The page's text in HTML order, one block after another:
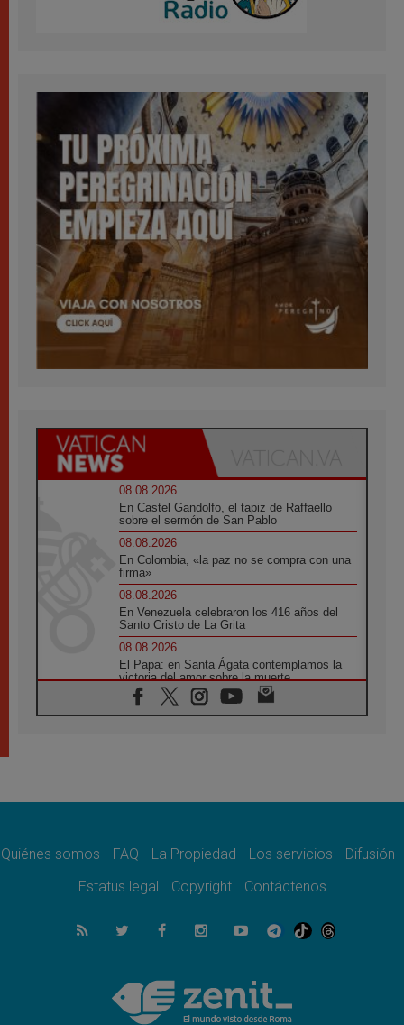
08.08.2026
En Castel Gandolfo, el tapiz de Raffaello
sobre el sermón de San Pablo
08.08.2026
En Colombia, «la paz no se compra con una
firma»
08.08.2026
En Venezuela celebraron los 416 años del
Santo Cristo de La Grita
08.08.2026
El Papa: en Santa Ágata contemplamos la
victoria del amor sobre la muerte
08.08.2026
León XIV visitará el Santuario de la Madre
07.08.2026
07.08.2026
el compromiso del cristiano"
La matanza de niños en Gaza no cesa: 300
muertos en 300 días
Tagle: La guerra desfigura el mundo, solo la
revelación de Dios lo transfigura
Quiénes somos FAQ La Propiedad Los servicios
Difusión
Estatus legal
Copyright Contáctenos